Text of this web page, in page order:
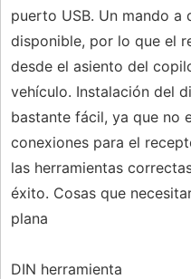
puerto USB. Un mando a
disponible, por lo que el
desde el asiento del
vehículo. Instalación del
bastante fácil, ya que no
conexiones para el
las herramientas
éxito. Cosas que
plana
DIN herramienta